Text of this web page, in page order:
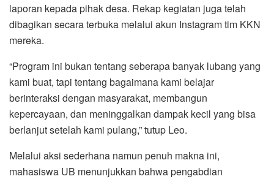
laporan kepada pihak desa. Rekap kegiatan juga telah
dibagikan secara terbuka melalui akun Instagram tim KKN
mereka.
“Program ini bukan tentang seberapa banyak lubang yang
kami buat, tapi tentang bagaimana kami belajar
berinteraksi dengan masyarakat, membangun
kepercayaan, dan meninggalkan dampak kecil yang bisa
berlanjut setelah kami pulang,” tutup Leo.
Melalui aksi sederhana namun penuh makna ini,
mahasiswa UB menunjukkan bahwa pengabdian